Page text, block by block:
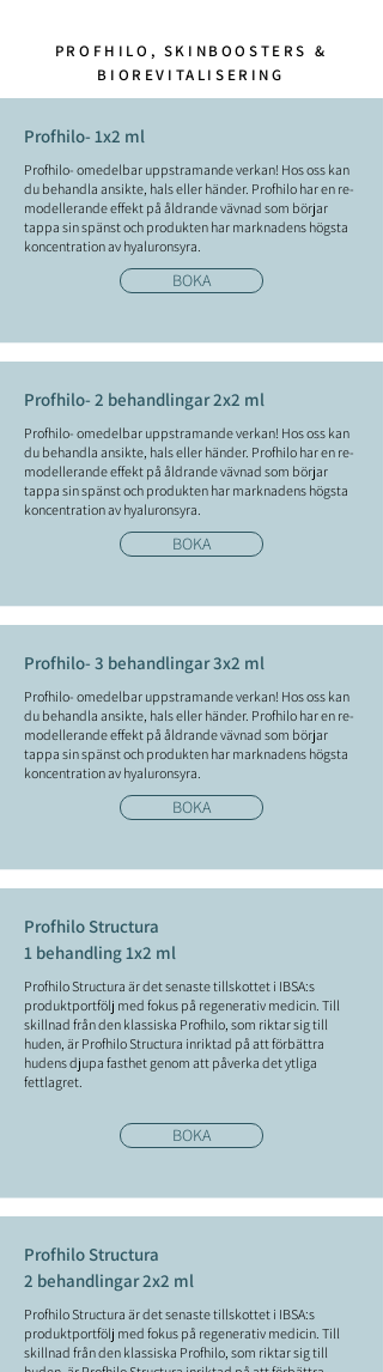
PROFHILO, SKINBOOSTERS &
BIOREVITALISERING
Profhilo- 1x2 ml
Profhilo- omedelbar uppstramande verkan! Hos oss kan
du behandla ansikte, hals eller händer. Profhilo har en re-
modellerande effekt på åldrande vävnad som börjar
tappa sin spänst och produkten har marknadens högsta
koncentration av hyaluronsyra.
BOKA
Profhilo- 2 behandlingar 2x2 ml
Profhilo- omedelbar uppstramande verkan! Hos oss kan
du behandla ansikte, hals eller händer. Profhilo har en re-
modellerande effekt på åldrande vävnad som börjar
tappa sin spänst och produkten har marknadens högsta
koncentration av hyaluronsyra.
BOKA
Profhilo- 3 behandlingar 3x2 ml
Profhilo- omedelbar uppstramande verkan! Hos oss kan
du behandla ansikte, hals eller händer. Profhilo har en re-
modellerande effekt på åldrande vävnad som börjar
tappa sin spänst och produkten har marknadens högsta
koncentration av hyaluronsyra.
BOKA
Profhilo Structura
1 behandling 1x2 ml
Profhilo Structura är det senaste tillskottet i IBSA:s
produktportfölj med fokus på regenerativ medicin. Till
skillnad från den klassiska Profhilo, som riktar sig till
huden, är Profhilo Structura inriktad på att förbättra
hudens djupa fasthet genom att påverka det ytliga
fettlagret.
BOKA
Profhilo Structura
2 behandlingar 2x2 ml
Profhilo Structura är det senaste tillskottet i IBSA:s
produktportfölj med fokus på regenerativ medicin. Till
skillnad från den klassiska Profhilo, som riktar sig till